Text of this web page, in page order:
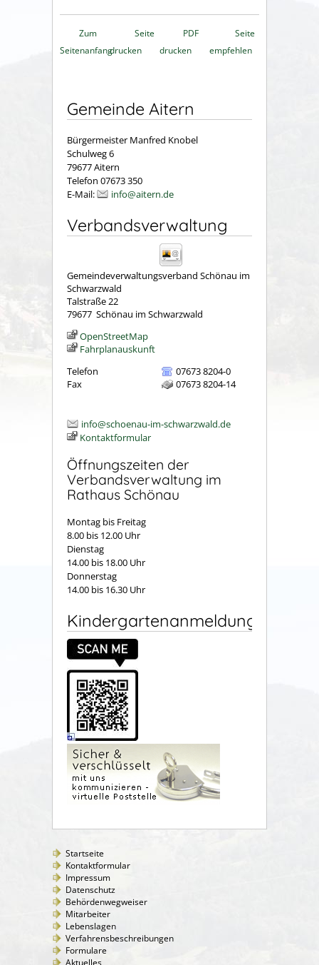
Zum
Seitenanfang
Seite
drucken
PDF
drucken
Seite
empfehlen
Gemeinde Aitern
Bürgermeister Manfred Knobel
Schulweg 6
79677 Aitern
Telefon 07673 350
E-Mail:
info@aitern.de
Verbandsverwaltung
Gemeindeverwaltungsverband Schönau im
Schwarzwald
Talstraße 22
79677 Schönau im Schwarzwald
OpenStreetMap
Fahrplanauskunft
Telefon
07673 8204-0
Fax
07673 8204-14
info@schoenau-im-schwarzwald.de
Kontaktformular
Öffnungszeiten der
Verbandsverwaltung im
Rathaus Schönau
Montag bis Freitag
8.00 bis 12.00 Uhr
Dienstag
14.00 bis 18.00 Uhr
Donnerstag
14.00 bis 16.30 Uhr
Kindergartenanmeldung
Startseite
Kontaktformular
Impressum
Datenschutz
Behördenwegweiser
Mitarbeiter
Lebenslagen
Verfahrensbeschreibungen
Formulare